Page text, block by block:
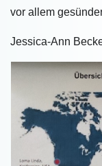
vor allem
Jessica-Ann